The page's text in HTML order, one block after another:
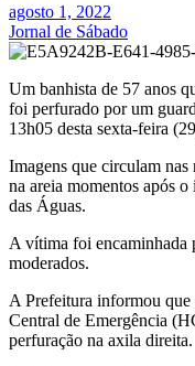
agosto 1, 2022
Jornal de Sábado
Um banhista de 57 anos
foi perfurado por um
13h05 desta sexta-feira
Imagens que circulam nas
na areia momentos após
das Águas.
A vítima foi encaminhada
moderados.
A Prefeitura informou que
Central de Emergência
perfuração na axila direita.